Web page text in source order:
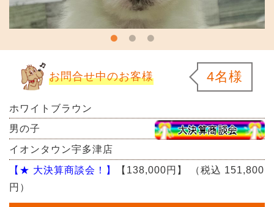
お問合せ中のお客様 4名様
ホワイトブラウン
男の子
イオンタウン宇多津店
【★ 大決算商談会！】
【138,000円】
（税込 151,800
円）